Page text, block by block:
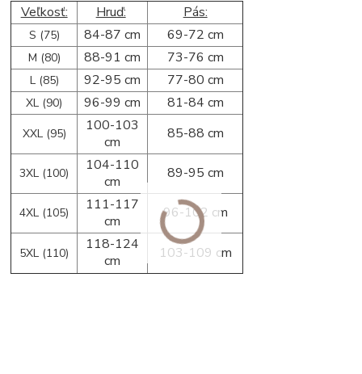
Veľkosť:
Hruď: Pás:
S (75) 84-87 cm 69-72 cm
M (80) 88-91 cm 73-76 cm
L (85) 92-95 cm 77-80 cm
XL (90) 96-99 cm 81-84 cm
XXL (95)
100-103
cm
85-88 cm
3XL (100)
104-110
cm
89-95 cm
4XL (105)
111-117
cm
96-102 cm
5XL (110)
118-124
cm
103-109 cm